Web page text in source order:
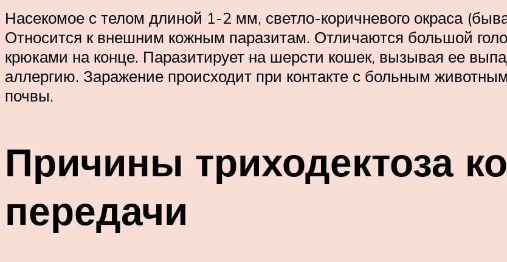
Насекомое с телом длиной 1-2 мм, светло-коричневого окраса
Относится к внешним кожным паразитам. Отличаются большой
крюками на конце. Паразитирует на шерсти кошек, вызывая ее
аллергию. Заражение происходит при контакте с больным
почвы.
Причины триходектоза
передачи